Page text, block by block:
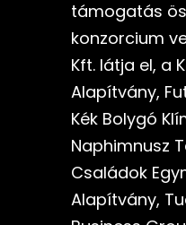
támogatás
konzorcium
Kft. látja el, a
Alapítvány,
Kék Bolygó
Naphimnusz
Családok
Alapítvány,